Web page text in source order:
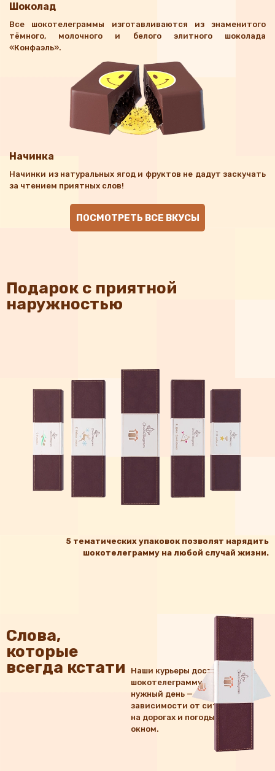
Шоколад
Все шокотелеграммы изготавливаются из знаменитого
тёмного, молочного и белого элитного шоколада
«Конфаэль».
Начинка
Начинки из натуральных ягод и фруктов не дадут заскучать
за чтением приятных слов!
ПОСМОТРЕТЬ ВСЕ ВКУСЫ
Подарок с приятной
наружностью
5 тематических упаковок позволят нарядить
шокотелеграмму на любой случай жизни.
Слова,
которые
всегда кстати
Наши курьеры доставят
шокотелеграмму точно в
нужный день — вне
зависимости от ситуации
на дорогах и погоды за
окном.